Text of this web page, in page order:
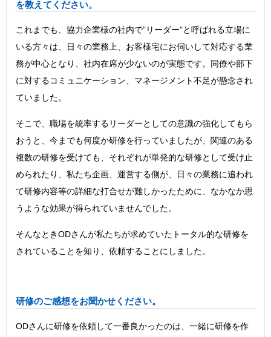
を教えてください。
これまでも、協力企業様の社内で”リーダー”と呼ばれる立場に
いる方々は、日々の業務上、お客様宅にお伺いして対応する業
務が中心となり、社内在席が少ないのが実態です。同僚や部下
に対するコミュニケーション、マネージメント不足が懸念され
ていました。
そこで、職場を統率するリーダーとしての意識の強化してもら
おうと、今までも何度か研修を行っていましたが、関連のある
複数の研修を受けても、それぞれが単発的な研修として受け止
められたり、私たち企画、運営する側が、日々の業務に追われ
て研修内容等の詳細な打合せが難しかったために、なかなか思
うような効果が得られていませんでした。
そんなときODさんが私たちが求めていたトータル的な研修を
されていることを知り、依頼することにしました。
研修のご感想をお聞かせください。
ODさんに研修を依頼して一番良かったのは、一緒に研修を作